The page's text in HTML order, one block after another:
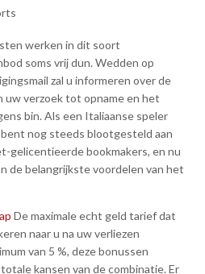
werken in dit soort
soms vrij dun. Wedden op
zal u informeren over de
uw verzoek tot opname en het
bin. Als een Italiaanse speler
nog steeds blootgesteld aan
gelicentieerde bookmakers, en nu
de belangrijkste voordelen van het
De maximale echt geld tarief dat
naar u na uw verliezen
van 5 %, deze bonussen
kansen van de combinatie. Er